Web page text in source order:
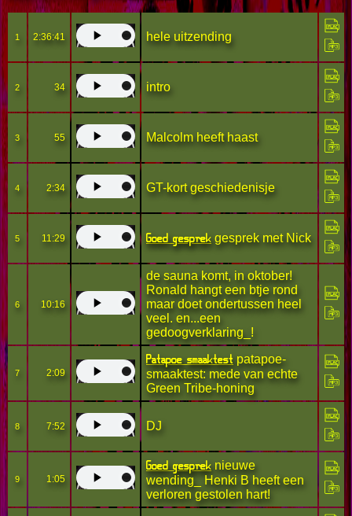
1 2:36:41 hele uitzending
2 34 intro
3 55 Malcolm heeft haast
4 2:34 GT-kort geschiedenisje
5 11:29 Goed gesprek gesprek met Nick
6 10:16
de sauna komt, in oktober!
Ronald hangt een btje rond
maar doet ondertussen heel
veel. en...een
gedoogverklaring_!
7 2:09
Patapoe smaaktestpatapoe-
smaaktest: mede van echte
Green Tribe-honing
8 7:52 DJ
9 1:05
Goed gesprek nieuwe
wending_ Henki B heeft een
verloren gestolen hart!